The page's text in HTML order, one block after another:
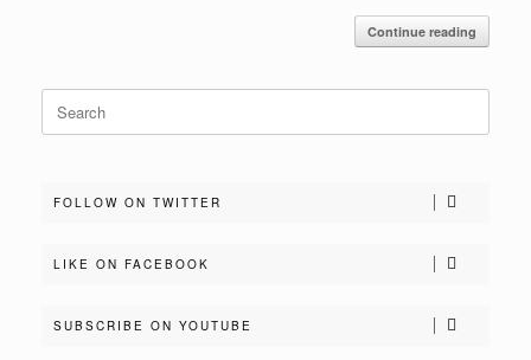
Continue reading
Search
for:
FOLLOW ON TWITTER
LIKE ON FACEBOOK
SUBSCRIBE ON YOUTUBE